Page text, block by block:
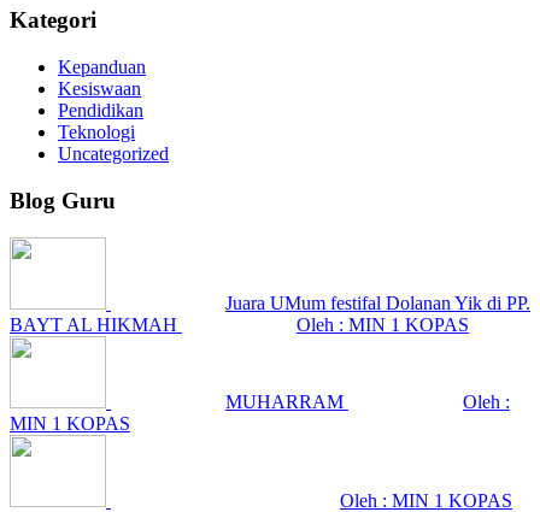
Kategori
Kepanduan
Kesiswaan
Pendidikan
Teknologi
Uncategorized
Blog Guru
Juara UMum festifal Dolanan Yik di PP.
BAYT AL HIKMAH
Oleh : MIN 1 KOPAS
MUHARRAM
Oleh :
MIN 1 KOPAS
Oleh : MIN 1 KOPAS